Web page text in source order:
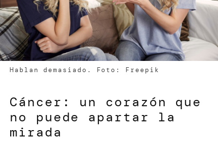
Hablan demasiado. Foto: Freepik
Cáncer: un corazón que
no puede apartar la
mirada